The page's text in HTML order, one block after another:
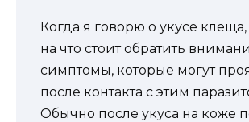
Когда я говорю о укусе
на что стоит обратить
симптомы, которые могут
после контакта с этим
Обычно после укуса на коже